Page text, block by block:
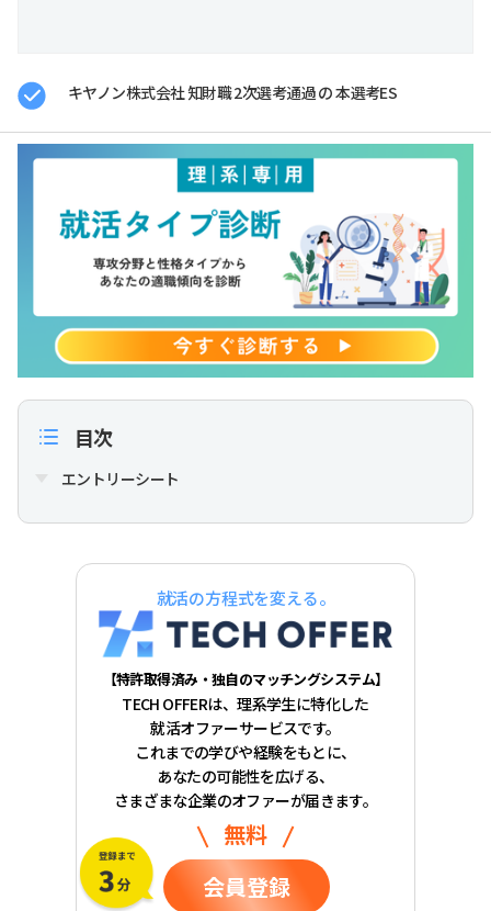
キヤノン株式会社 知財職 2次選考通過 の 本選考ES
目次
エントリーシート
就活の方程式を変える。
【特許取得済み・独自のマッチングシステム】
TECH OFFERは、理系学生に特化した
就活オファーサービスです。
これまでの学びや経験をもとに、
あなたの可能性を広げる、
さまざまな企業のオファーが届きます。
無料
会員登録